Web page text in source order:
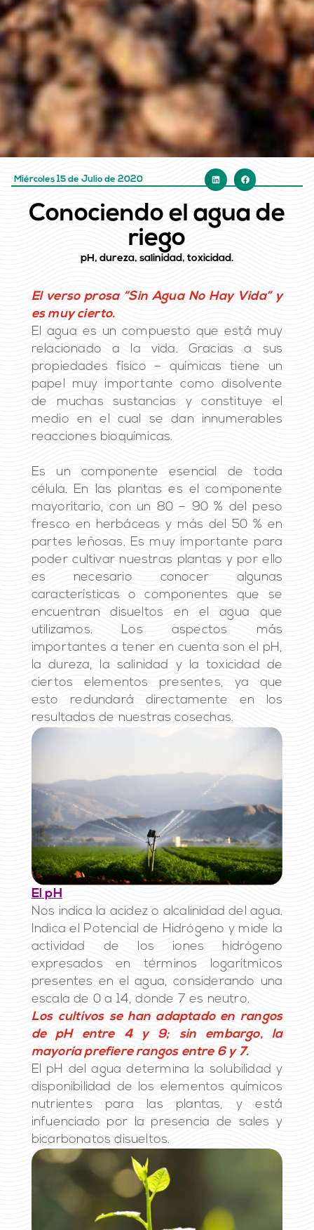
Miércoles 15 de Julio de 2020
Conociendo el agua de
riego
pH, dureza, salinidad, toxicidad.
El verso prosa “Sin Agua No Hay Vida” y
es muy cierto.
El agua es un compuesto que está muy
relacionado a la vida. Gracias a sus
propiedades físico – químicas tiene un
papel muy importante como disolvente
de muchas sustancias y constituye el
medio en el cual se dan innumerables
reacciones bioquímicas.
Es un componente esencial de toda
célula. En las plantas es el componente
mayoritario, con un 80 – 90 % del peso
fresco en herbáceas y más del 50 % en
partes leñosas. Es muy importante para
poder cultivar nuestras plantas y por ello
es necesario conocer algunas
características o componentes que se
encuentran disueltos en el agua que
utilizamos. Los aspectos más
importantes a tener en cuenta son el pH,
la dureza, la salinidad y la toxicidad de
ciertos elementos presentes, ya que
esto redundará directamente en los
resultados de nuestras cosechas.
El pH
Nos indica la acidez o alcalinidad del agua.
Indica el Potencial de Hidrógeno y mide la
actividad de los iones hidrógeno
expresados en términos logarítmicos
presentes en el agua, considerando una
escala de 0 a 14, donde 7 es neutro.
Los cultivos se han adaptado en rangos
de pH entre 4 y 9; sin embargo, la
mayoría prefiere rangos entre 6 y 7.
El pH del agua determina la solubilidad y
disponibilidad de los elementos químicos
nutrientes para las plantas, y está
infuenciado por la presencia de sales y
bicarbonatos disueltos.